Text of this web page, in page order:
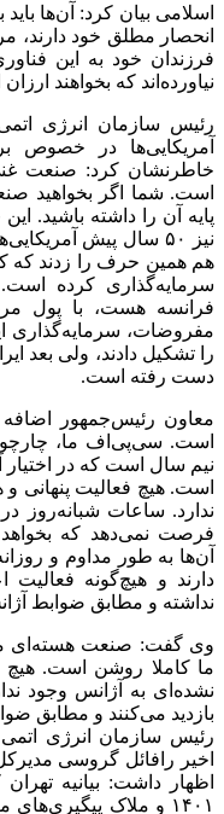
اسلامی بیان کرد: آن‌ها
انحصار مطلق خود دارند،
فرزندان خود به این
نیاورده‌اند که بخواهند
رئیس سازمان انرژی
آمریکایی‌ها در خصوص
خاطرنشان کرد: صنعت
است. شما اگر بخواهید
پایه آن را داشته باشید.
نیز ۵۰ سال پیش
هم همین حرف را زدند که
سرمایه‌گذاری کرده
فرانسه هست، با پول
مفروضات، سرمایه‌گذاری
را تشکیل دادند، ولی بعد
دست رفته است.
معاون رئیس‌جمهور
است. سی‌پی‌اف ما،
نیم سال است که در اختیار
است. هیچ فعالیت پنهانی
ندارد. ساعات شبانه‌روز
فرصت نمی‌دهد که بخواهد
آن‌ها به طور مداوم و
دارند و هیچ‌گونه
نداشته و مطابق ضوابط
وی گفت: صنعت هسته‌ای
ما کاملا روشن است. هیچ
نشده‌ای به آژانس وجود
بازدید می‌کنند و مطابق
رئیس سازمان انرژی
اخیر رافائل گروسی
اظهار داشت: بیانیه
۱۴۰۱ و ملاک